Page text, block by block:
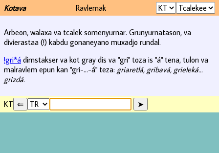
Kotava Ravlemak
Arbeon, walaxa va tcalek somenyurnar. Grunyurnatason, va
divierastaa (!) kabdu gonaneyano muxadjo rundal.
!gri*á dimstakser va kot gray dis va "gri" toza is "á" tena, tulon va
malravlem epun kan "gri-...-á" teza: griaretlá, gribavá, grieleká...
grizdá.
KT